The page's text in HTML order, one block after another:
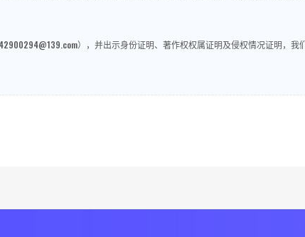
），并出示身份证明、著作权权属证明及侵权情况证明，